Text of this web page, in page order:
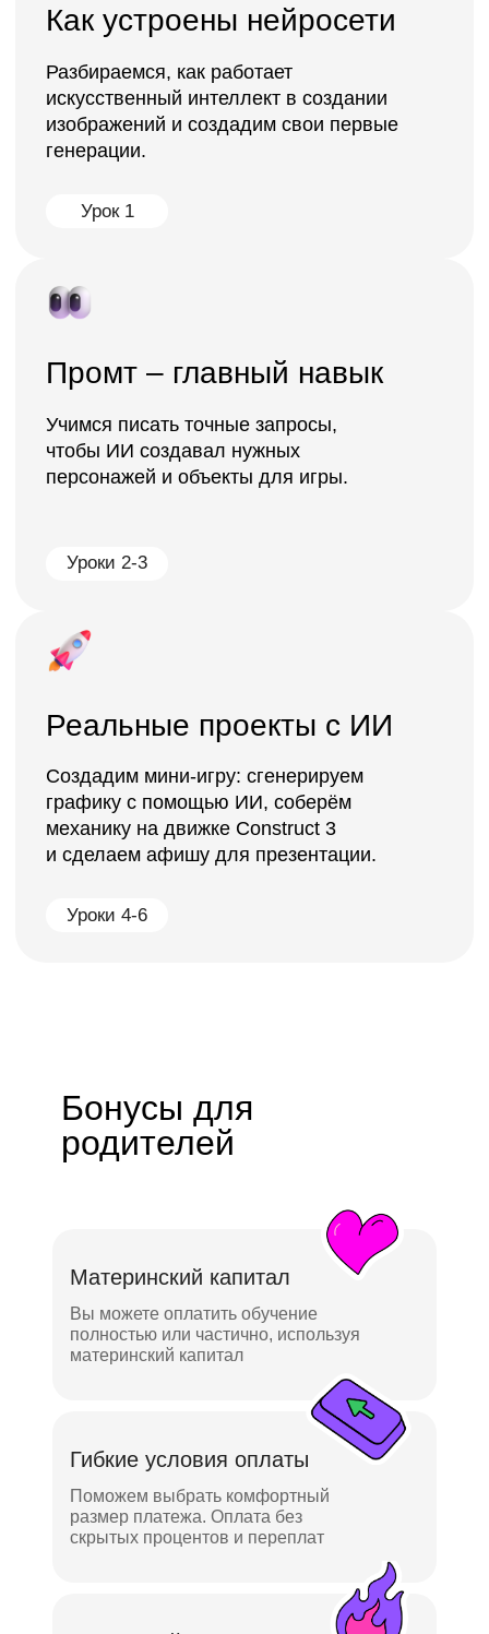
Бонусы для
родителей
Материнский капитал
Вы можете оплатить обучение
полностью или частично, используя
материнский капитал
Гибкие условия оплаты
Поможем выбрать комфортный
размер платежа. Оплата без
скрытых процентов и переплат